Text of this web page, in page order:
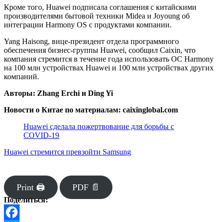
Кроме того, Huawei подписала соглашения с китайскими
производителями бытовой техники Midea и Joyoung об
интеграции Harmony OS с продуктами компании.
Yang Haisong, вице-президент отдела программного
обеспечения бизнес-группы Huawei, сообщил Caixin, что
компания стремится в течение года использовать ОС Harmony
на 100 млн устройствах Huawei и 100 млн устройствах других
компаний.
Авторы: Zhang Erchi и Ding Yi
Новости о Китае по материалам: caixinglobal.com
Huawei сделала пожертвование для борьбы с
COVID-19
Huawei стремится превзойти Samsung
Print 🖨 PDF 📄
Поделиться: